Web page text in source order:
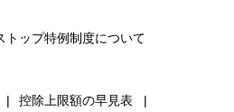
トップ特例制度について
控除上限額の早見表